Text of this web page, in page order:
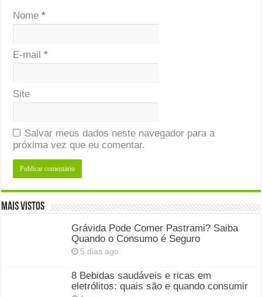
Nome*
E-mail*
Site
Salvar meus dados neste navegador para a
próxima vez que eu comentar.
Mais Vistos
Grávida Pode Comer Pastrami? Saiba
Quando o Consumo é Seguro
5 dias ago
8 Bebidas saudáveis e ricas em
eletrólitos: quais são e quando consumir